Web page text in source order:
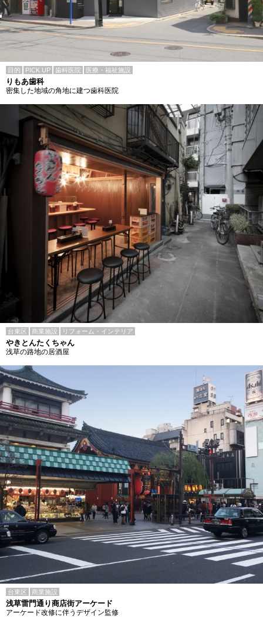
目的 PICK UP 歯科医院 医療・福祉施設
りもあ歯科
密集した地域の角地に建つ歯科医院
台東区 商業施設 リフォーム・インテリア
やきとんたくちゃん
浅草の路地の居酒屋
台東区 商業施設
浅草雷門通り商店街アーケード
アーケード改修に伴うデザイン監修